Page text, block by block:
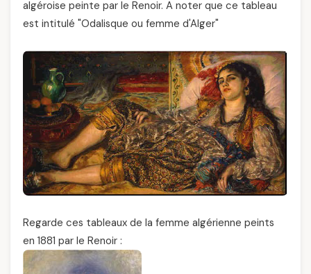
algéroise peinte par le Renoir. A noter que ce tableau
est intitulé "Odalisque ou femme d'Alger"
Regarde ces tableaux de la femme algérienne peints
en 1881 par le Renoir :